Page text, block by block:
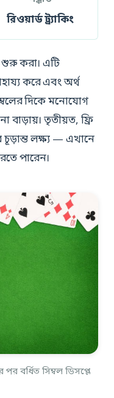
রিওয়ার্ড ট্র্যাকিং
করা। এটি
করে এবং অর্থ
দিকে মনোযোগ
বাড়ায়। তৃতীয়ত, ফ্রি
চূড়ান্ত লক্ষ্য — এখানে
পারেন।
পর বর্ধিত সিম্বল ডিসপ্লে